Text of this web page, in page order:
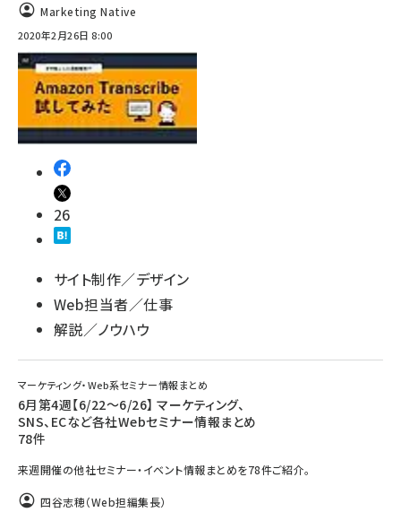
Marketing Native
2020年2月26日 8:00
26
サイト制作／デザイン
Web担当者／仕事
解説／ノウハウ
マーケティング・Web系セミナー情報まとめ
6月第4週【6/22～6/26】 マーケティング、
SNS、ECなど各社Webセミナー情報まとめ
78件
来週開催の他社セミナー・イベント情報まとめを78件ご紹介。
四谷志穂（Web担編集長）